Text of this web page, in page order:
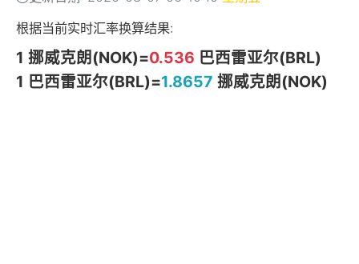
根据当前实时汇率换算结果:
1 挪威克朗(NOK)=0.536 巴西雷亚尔(BRL)
1 巴西雷亚尔(BRL)=1.8657 挪威克朗(NOK)